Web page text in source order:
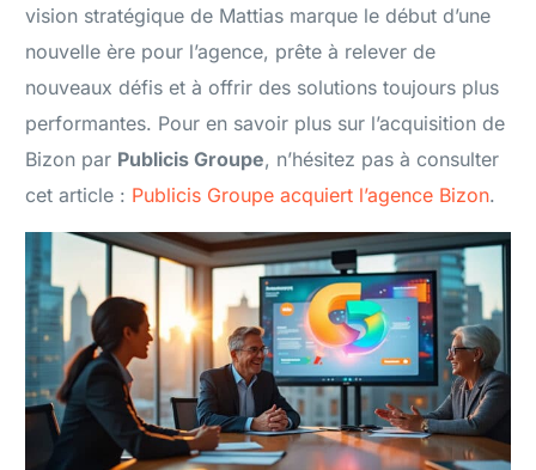
vision stratégique de Mattias marque le début d’une
nouvelle ère pour l’agence, prête à relever de
nouveaux défis et à offrir des solutions toujours plus
performantes. Pour en savoir plus sur l’acquisition de
Bizon par Publicis Groupe, n’hésitez pas à consulter
cet article : Publicis Groupe acquiert l’agence Bizon.